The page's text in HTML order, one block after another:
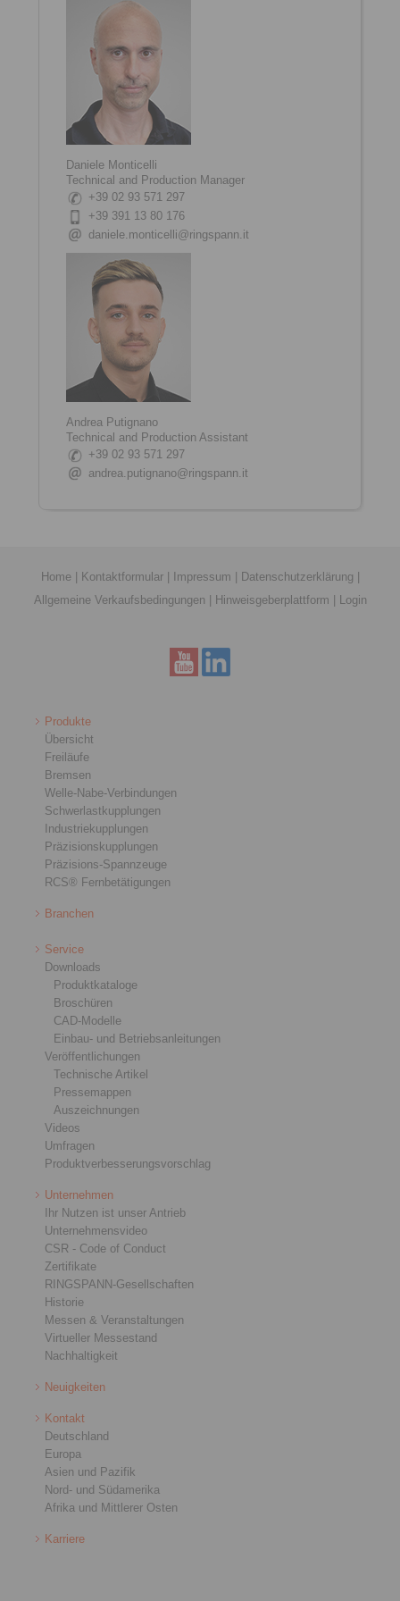
Daniele Monticelli
Technical and Production Manager
+39 02 93 571 297
+39 391 13 80 176
daniele.monticelli@ringspann.it
Andrea Putignano
Technical and Production Assistant
+39 02 93 571 297
andrea.putignano@ringspann.it
Home| Kontaktformular| Impressum Datenschutzerklärung
Allgemeine Verkaufsbedingungen
Hinweisgeberplattform Login
Produkte
Übersicht
Freiläufe
Bremsen
Welle-Nabe-Verbindungen
Schwerlastkupplungen
Industriekupplungen
Präzisionskupplungen
Präzisions-Spannzeuge
RCS® Fernbetätigungen
Branchen
Service
Downloads
Produktkataloge
Broschüren
CAD-Modelle
Einbau- und Betriebsanleitungen
Veröffentlichungen
Technische Artikel
Pressemappen
Auszeichnungen
Videos
Umfragen
Produktverbesserungsvorschlag
Unternehmen
Ihr Nutzen ist unser Antrieb
Unternehmensvideo
CSR - Code of Conduct
Zertifikate
RINGSPANN-Gesellschaften
Historie
Messen & Veranstaltungen
Virtueller Messestand
Nachhaltigkeit
Neuigkeiten
Kontakt
Deutschland
Europa
Asien und Pazifik
Nord- und Südamerika
Afrika und Mittlerer Osten
Karriere